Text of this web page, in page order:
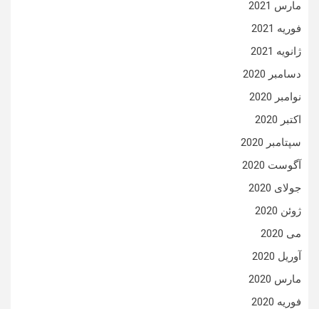
مارس 2021
فوریه 2021
ژانویه 2021
دسامبر 2020
نوامبر 2020
اکتبر 2020
سپتامبر 2020
آگوست 2020
جولای 2020
ژوئن 2020
می 2020
آوریل 2020
مارس 2020
فوریه 2020